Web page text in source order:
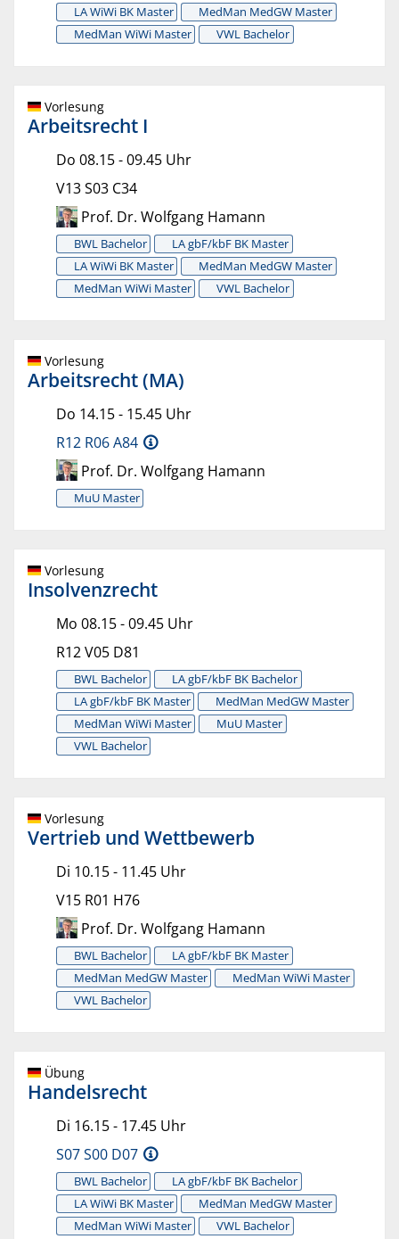
LA WiWi BK Master
MedMan MedGW Master
MedMan WiWi Master
VWL Bachelor
Vorlesung
Arbeitsrecht I
Do 08.15 - 09.45 Uhr
V13 S03 C34
Prof. Dr. Wolfgang Hamann
BWL Bachelor
LA gbF/kbF BK Master
LA WiWi BK Master
MedMan MedGW Master
MedMan WiWi Master
VWL Bachelor
Vorlesung
Arbeitsrecht (MA)
Do 14.15 - 15.45 Uhr
R12 R06 A84
Prof. Dr. Wolfgang Hamann
MuU Master
Vorlesung
Insolvenzrecht
Mo 08.15 - 09.45 Uhr
R12 V05 D81
BWL Bachelor
LA gbF/kbF BK Bachelor
LA gbF/kbF BK Master
MedMan MedGW Master
MedMan WiWi Master
MuU Master
VWL Bachelor
Vorlesung
Vertrieb und Wettbewerb
Di 10.15 - 11.45 Uhr
V15 R01 H76
Prof. Dr. Wolfgang Hamann
BWL Bachelor
LA gbF/kbF BK Master
MedMan MedGW Master
MedMan WiWi Master
VWL Bachelor
Übung
Handelsrecht
Di 16.15 - 17.45 Uhr
S07 S00 D07
BWL Bachelor
LA gbF/kbF BK Bachelor
LA WiWi BK Master
MedMan MedGW Master
MedMan WiWi Master
VWL Bachelor